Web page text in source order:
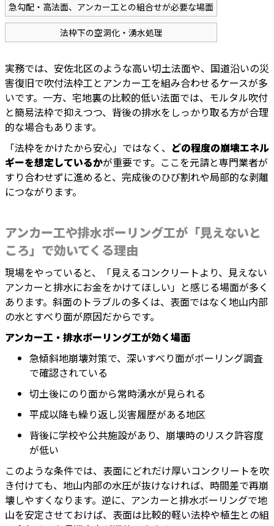
急勾配・高法面、アンカー工との組合せが必要な場面
法枠下の空洞化・湧水処理
実務では、安佐北区のような高い切土法面や、国道沿いの災
害復旧で吹付法枠工とアンカー工を組み合わせるケースが多
いです。一方、宅地裏の比較的低い法面では、モルタル吹付
と簡易法枠で抑えつつ、背後の排水をしっかり取る方が合理
的な場合もあります。
「法枠をかけたから安心」ではなく、 どの程度の崩壊エネル
ギーを想定しているかが重要です。ここを元請と専門業者が
すり合わせずに進めると、完成後のひび割れや局部的な剥離
につながります。
アンカー工や排水ボーリング工が「見えないと
ころ」で効いてくる理由
現場をやっていると、「見えるコンクリートより、見えない
アンカーと排水にお金をかけてほしい」と感じる場面が多く
あります。斜面のトラブルの多くは、表面ではなく地山内部
の水とすべり面が原因だからです。
アンカー工・排水ボーリング工が効く場面
急傾斜地崩壊対策で、深いすべり面がボーリング調査
で確認されている
切土後にのり面から常時湧水が見られる
平成以降も繰り返し災害履歴がある地区
背後に学校や公共施設があり、崩壊時のリスク許容度
が低い
このような条件では、表面にどれだけ厚いコンクリートを吹
き付けても、地山内部の水圧が抜けなければ、時間差で再崩
壊しやすくなります。逆に、アンカーと排水ボーリングで地
山を安定させておけば、表面は比較的軽い法枠や植生との組